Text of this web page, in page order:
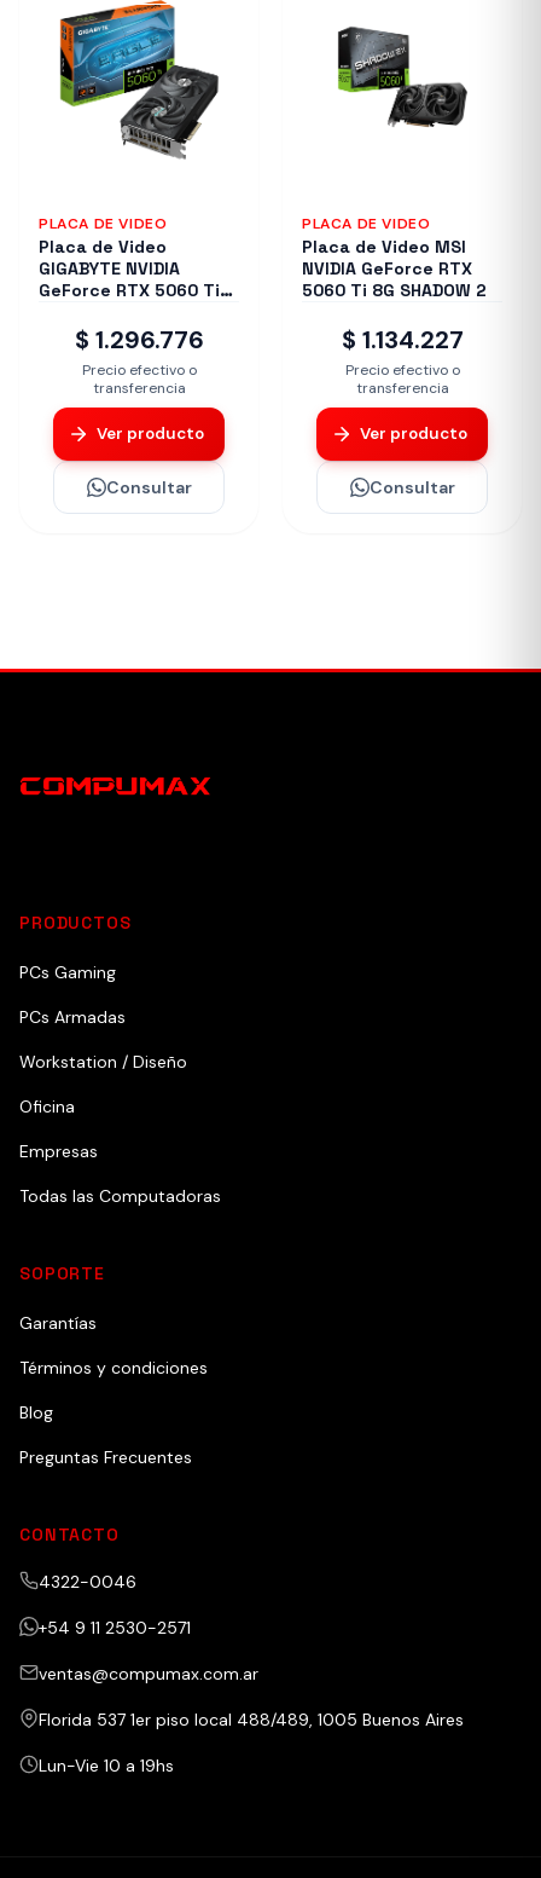
PLACA DE VIDEO
Placa de Video
GIGABYTE NVIDIA
GeForce RTX 5060 Ti
$ 1.296.776
Precio efectivo o
transferencia
Ver producto
Consultar
PLACA DE VIDEO
Placa de Video MSI
NVIDIA GeForce RTX
5060 Ti 8G SHADOW 2
$ 1.134.227
Precio efectivo o
transferencia
Ver producto
Consultar
PRODUCTOS
PCs Gaming
PCs Armadas
Workstation / Diseño
Oficina
Empresas
Todas las Computadoras
SOPORTE
Garantías
Términos y condiciones
Blog
Preguntas Frecuentes
CONTACTO
4322-0046
+54 9 11 2530-2571
ventas@compumax.com.ar
Florida 537 1er piso local 488/489, 1005 Buenos Aires
Lun-Vie 10 a 19hs